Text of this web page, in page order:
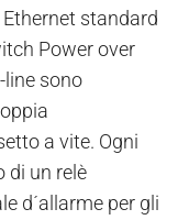
standard
Power over
line sono
a vite. Ogni
di un relè
d´allarme per gli